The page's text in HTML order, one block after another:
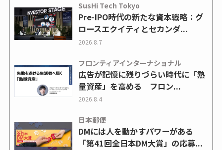
SusHi Tech Tokyo
Pre-IPO時代の新たな資本戦略：グ
ロースエクイティとセカンダ...
2026.8.7
フロンティアインターナショナル
広告が記憶に残りづらい時代に「熱
量資産」を高める フロン...
2026.8.4
日本郵便
DMには人を動かすパワーがある
「第41回全日本DM大賞」の応募...